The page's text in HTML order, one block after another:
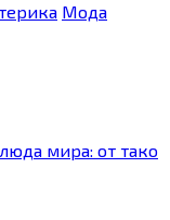
Мода
мира: от тако